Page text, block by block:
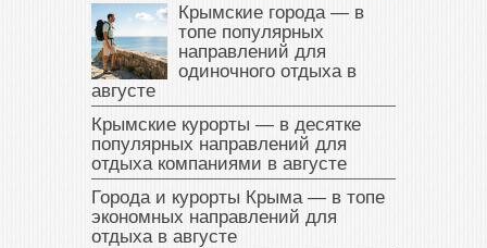
Крымские города — в
топе популярных
направлений для
одиночного отдыха в
августе
Крымские курорты — в десятке
популярных направлений для
отдыха компаниями в августе
Города и курорты Крыма — в топе
экономных направлений для
отдыха в августе